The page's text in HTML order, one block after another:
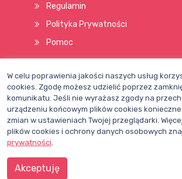
Regulamin
Polityka Prywatności
Pomoc
Wszelkie prawa
W celu poprawienia jakości naszych usług
cookies. Zgodę możesz udzielić poprzez
komunikatu. Jeśli nie wyrażasz zgody na
urządzeniu końcowym plików cookies
zmian w ustawieniach Twojej przeglądarki.
plików cookies i ochrony danych osobowych
prywatności.
Akceptuję